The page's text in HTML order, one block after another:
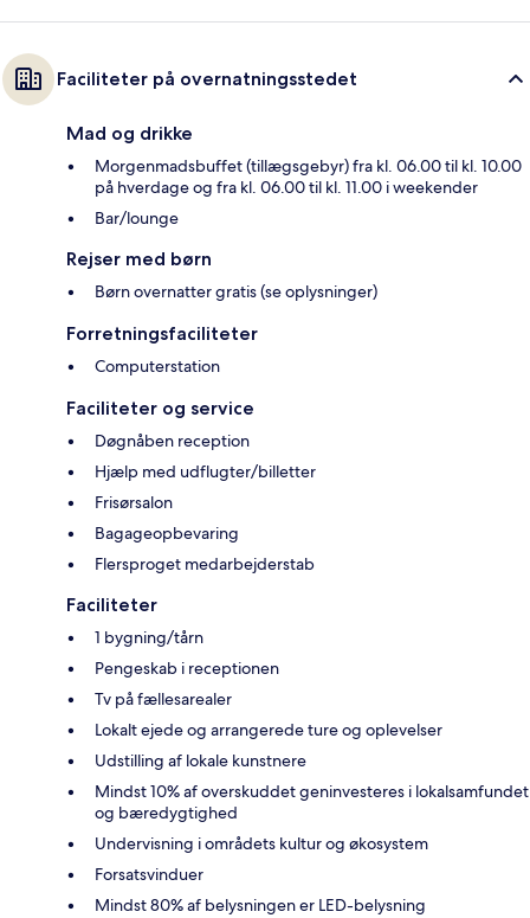
Faciliteter på overnatningsstedet
Mad og drikke
Morgenmadsbuffet (tillægsgebyr) fra kl. 06.00 til kl. 10.00
på hverdage og fra kl. 06.00 til kl. 11.00 i weekender
Bar/lounge
Rejser med børn
Børn overnatter gratis (se oplysninger)
Forretningsfaciliteter
Computerstation
Faciliteter og service
Døgnåben reception
Hjælp med udflugter/billetter
Frisørsalon
Bagageopbevaring
Flersproget medarbejderstab
Faciliteter
1 bygning/tårn
Pengeskab i receptionen
Tv på fællesarealer
Lokalt ejede og arrangerede ture og oplevelser
Udstilling af lokale kunstnere
Mindst 10% af overskuddet geninvesteres i lokalsamfundet
og bæredygtighed
Undervisning i områdets kultur og økosystem
Forsatsvinduer
Mindst 80% af belysningen er LED-belysning